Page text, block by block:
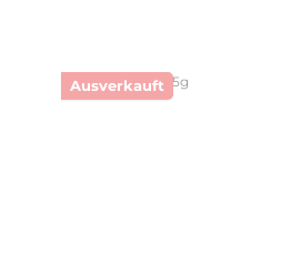
Ausverkauft